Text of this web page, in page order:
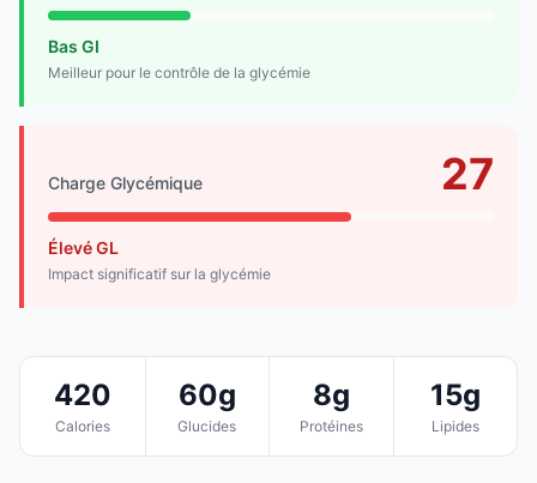
Bas GI
Meilleur pour le contrôle de la glycémie
Charge Glycémique 27
Élevé GL
Impact significatif sur la glycémie
420
Calories
60g
Glucides
8g
Protéines
15g
Lipides